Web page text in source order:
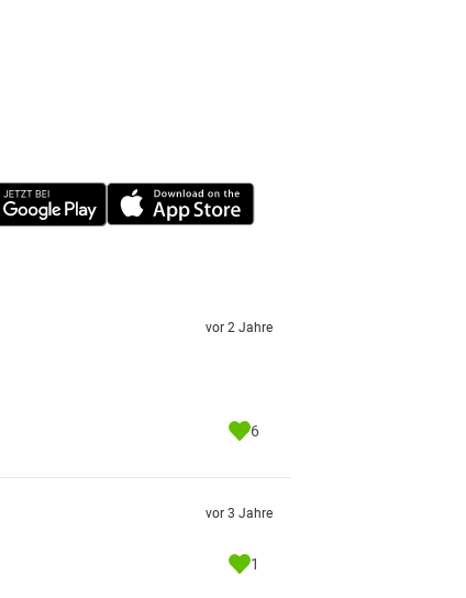
vor 2 Jahre
6
vor 3 Jahre
1